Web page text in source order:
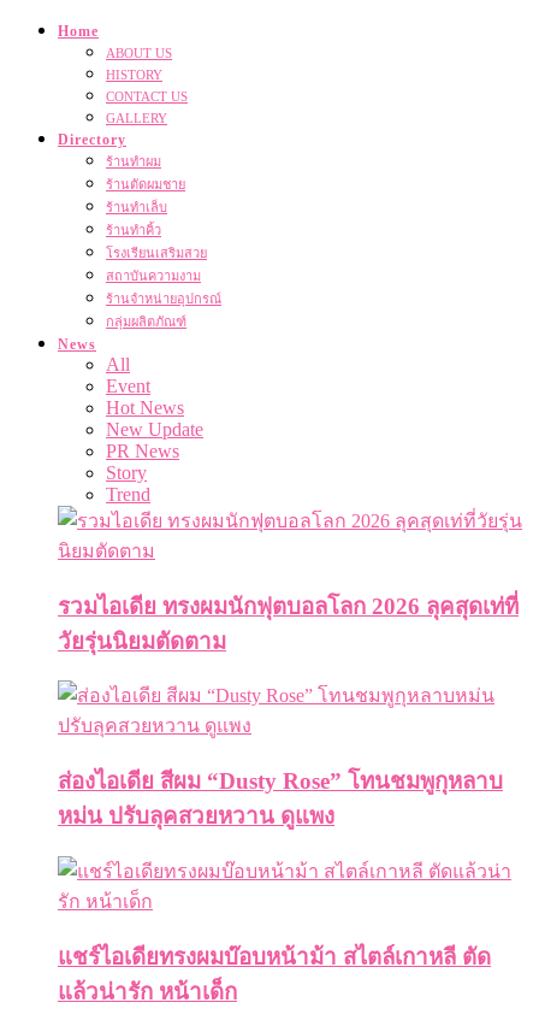
Home
ABOUT US
HISTORY
CONTACT US
GALLERY
Directory
ร้านทำผม
ร้านตัดผมชาย
ร้านทำเล็บ
ร้านทำคิ้ว
โรงเรียนเสริมสวย
สถาบันความงาม
ร้านจำหน่ายอุปกรณ์
กลุ่มผลิตภัณฑ์
News
All
Event
Hot News
New Update
PR News
Story
Trend
รวมไอเดีย ทรงผมนักฟุตบอลโลก 2026 ลุคสุดเท่ที่
วัยรุ่นนิยมตัดตาม
ส่องไอเดีย สีผม “Dusty Rose” โทนชมพูกุหลาบ
หม่น ปรับลุคสวยหวาน ดูแพง
แชร์ไอเดียทรงผมบ๊อบหน้าม้า สไตล์เกาหลี ตัด
แล้วน่ารัก หน้าเด็ก